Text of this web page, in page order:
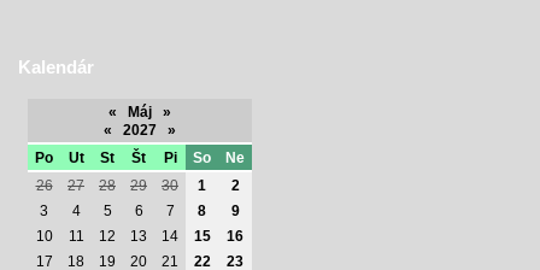
Kalendár
« Máj
»
«
2027
»
Po
Ut St Št Pi So
Ne
26
27 28 29 30 1
2
3
4 5 6 7 8
9
10
11 12 13 14 15
16
17
18 19 20 21 22
23